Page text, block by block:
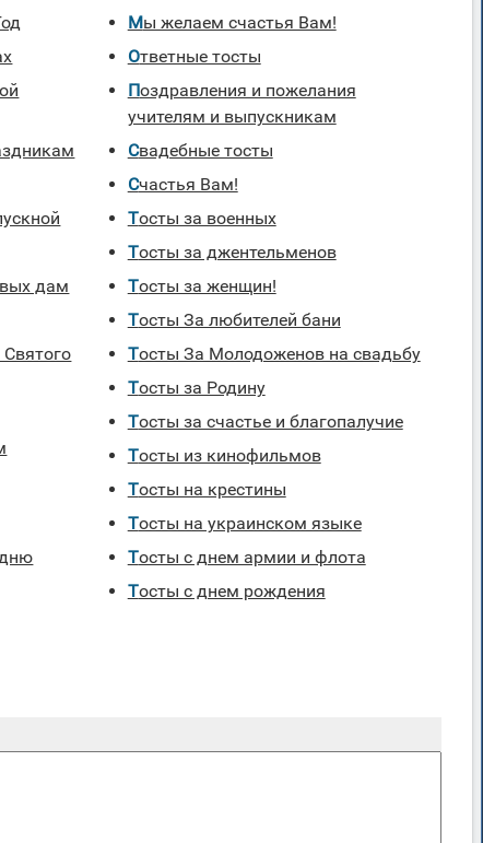
Мы желаем счастья Вам!
Ответные тосты
Поздравления и пожелания
учителям и выпускникам
Свадебные тосты
Счастья Вам!
Тосты за военных
Тосты за джентельменов
дам
Тосты за женщин!
Тосты За любителей бани
Тосты За Молодоженов на свадьбу
Тосты за Родину
Тосты за счастье и благопалучие
Тосты из кинофильмов
Тосты на крестины
Тосты на украинском языке
Тосты с днем армии и флота
Тосты с днем рождения